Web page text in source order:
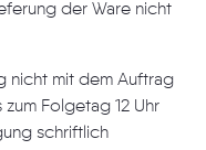
der Ware nicht
nicht mit dem Auftrag
Folgetag 12 Uhr
schriftlich